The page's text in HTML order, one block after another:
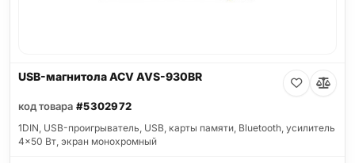
USB-магнитола ACV AVS-930BR
код товара #5302972
1DIN, USB-проигрыватель, USB, карты памяти, Bluetooth, усилитель
4x50 Вт, экран монохромный